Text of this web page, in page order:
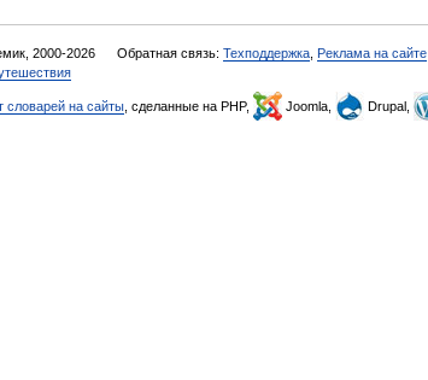
2000-2026 Обратная связь: Техподдержка Реклама на сайте
словарей на сайты , сделанные на PHP, Joomla, Drupal,